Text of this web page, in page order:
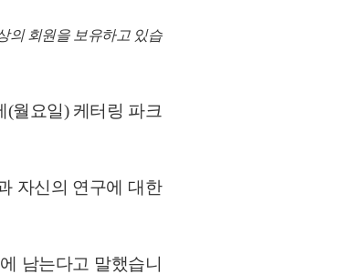
의 회원을 보유하고 있습
월요일) 케터링 파크
자신의 연구에 대한
남는다고 말했습니